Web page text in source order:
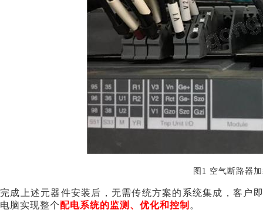
图 1 空气断路器
完成上述元器件安装后，无需传统方案的系统集成，客户
电脑实现整个配电系统的监测、优化和控制 。